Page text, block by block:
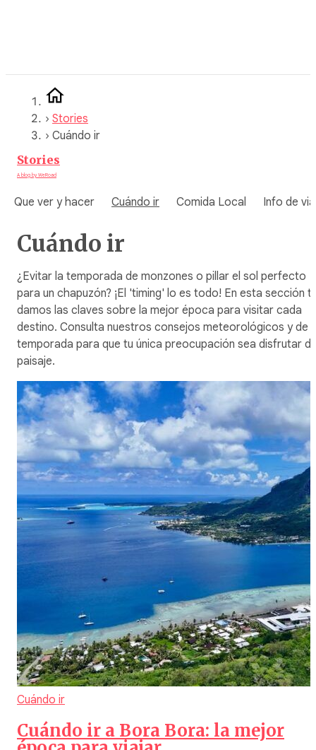
› Stories
› Cuándo ir
Stories
A blog by WeRoad
Que ver y hacer Cuándo ir Comida Local Info de
Cuándo ir
¿Evitar la temporada de monzones o pillar el sol perfecto
para un chapuzón? ¡El 'timing' lo es todo! En esta sección
damos las claves sobre la mejor época para visitar cada
destino. Consulta nuestros consejos meteorológicos y de
temporada para que tu única preocupación sea disfrutar
paisaje.
Cuándo ir
Cuándo ir a Bora Bora: la mejor